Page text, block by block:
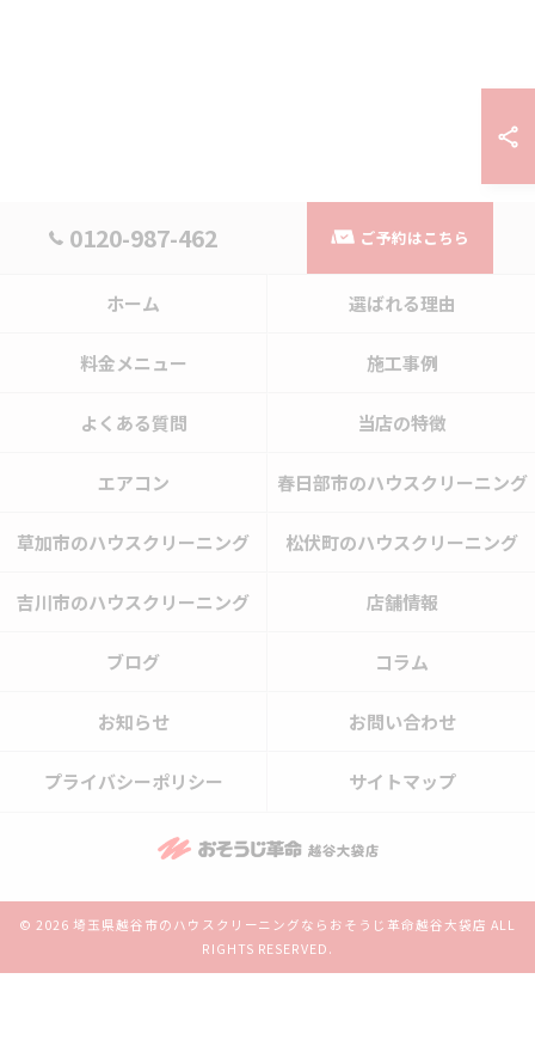
0120-987-462 ご予約はこちら
ホーム 選ばれる理由
料金メニュー 施工事例
よくある質問 当店の特徴
エアコン 春日部市のハウスクリーニング
草加市のハウスクリーニング 松伏町のハウスクリーニング
吉川市のハウスクリーニング 店舗情報
ブログ コラム
お知らせ お問い合わせ
プライバシーポリシー サイトマップ
© 2026 埼玉県越谷市のハウスクリーニングならおそうじ革命越谷大袋店 ALL
RIGHTS RESERVED.